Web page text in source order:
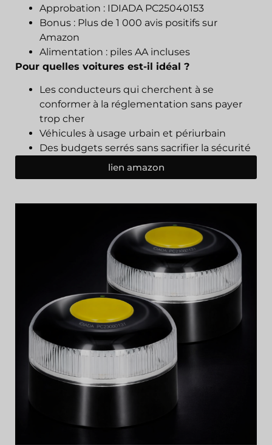
Approbation : IDIADA PC25040153
Bonus : Plus de 1 000 avis positifs sur
Amazon
Alimentation : piles AA incluses
Pour quelles voitures est-il idéal ?
Les conducteurs qui cherchent à se
conformer à la réglementation sans payer
trop cher
Véhicules à usage urbain et périurbain
Des budgets serrés sans sacrifier la sécurité
lien amazon